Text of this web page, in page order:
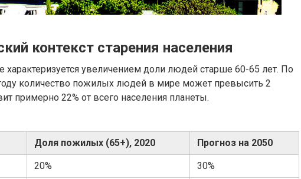
контекст старения населения
характеризуется увеличением доли людей старше 60-65 лет. По
количество пожилых людей в мире может превысить 2
примерно 22% от всего населения планеты.
Доля пожилых (65+), 2020 Прогноз на 2050
20% 30%